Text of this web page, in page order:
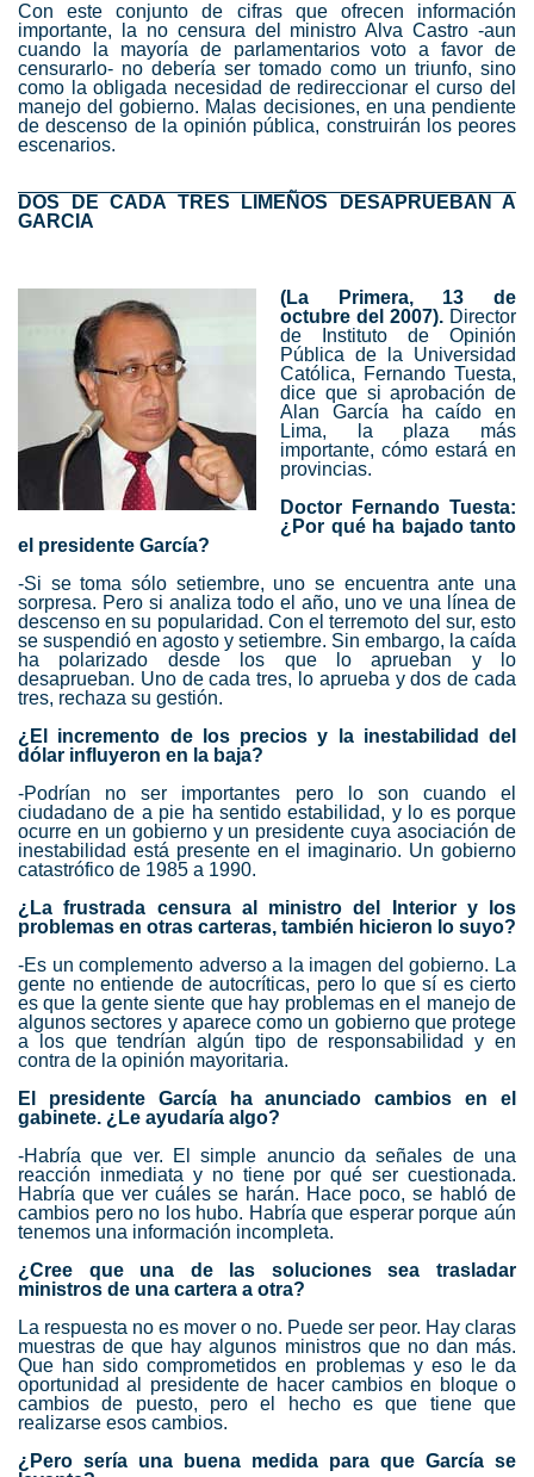
Con este conjunto de cifras que ofrecen información
importante, la no censura del ministro Alva Castro -aun
cuando la mayoría de parlamentarios voto a favor de
censurarlo- no debería ser tomado como un triunfo, sino
como la obligada necesidad de redireccionar el curso del
manejo del gobierno. Malas decisiones, en una pendiente
de descenso de la opinión pública, construirán los peores
escenarios.
DOS DE CADA TRES LIMEÑOS DESAPRUEBAN A
GARCIA
(La Primera, 13 de
octubre del 2007). Director
de Instituto de Opinión
Pública de la Universidad
Católica, Fernando Tuesta,
dice que si aprobación de
Alan García ha caído en
Lima, la plaza más
importante, cómo estará en
provincias.
Doctor Fernando Tuesta:
¿Por qué ha bajado tanto
el presidente García?
-Si se toma sólo setiembre, uno se encuentra ante una
sorpresa. Pero si analiza todo el año, uno ve una línea de
descenso en su popularidad. Con el terremoto del sur, esto
se suspendió en agosto y setiembre. Sin embargo, la caída
ha polarizado desde los que lo aprueban y lo
desaprueban. Uno de cada tres, lo aprueba y dos de cada
tres, rechaza su gestión.
¿El incremento de los precios y la inestabilidad del
dólar influyeron en la baja?
-Podrían no ser importantes pero lo son cuando el
ciudadano de a pie ha sentido estabilidad, y lo es porque
ocurre en un gobierno y un presidente cuya asociación de
inestabilidad está presente en el imaginario. Un gobierno
catastrófico de 1985 a 1990.
¿La frustrada censura al ministro del Interior y los
problemas en otras carteras, también hicieron lo suyo?
-Es un complemento adverso a la imagen del gobierno. La
gente no entiende de autocríticas, pero lo que sí es cierto
es que la gente siente que hay problemas en el manejo de
algunos sectores y aparece como un gobierno que protege
a los que tendrían algún tipo de responsabilidad y en
contra de la opinión mayoritaria.
El presidente García ha anunciado cambios en el
gabinete. ¿Le ayudaría algo?
-Habría que ver. El simple anuncio da señales de una
reacción inmediata y no tiene por qué ser cuestionada.
Habría que ver cuáles se harán. Hace poco, se habló de
cambios pero no los hubo. Habría que esperar porque aún
tenemos una información incompleta.
¿Cree que una de las soluciones sea trasladar
ministros de una cartera a otra?
La respuesta no es mover o no. Puede ser peor. Hay claras
muestras de que hay algunos ministros que no dan más.
Que han sido comprometidos en problemas y eso le da
oportunidad al presidente de hacer cambios en bloque o
cambios de puesto, pero el hecho es que tiene que
realizarse esos cambios.
¿Pero sería una buena medida para que García se